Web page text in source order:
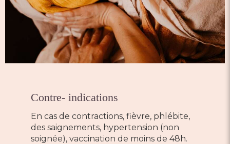
Contre- indications
En cas de contractions, fièvre, phlébite,
des saignements, hypertension (non
soignée), vaccination de moins de 48h.